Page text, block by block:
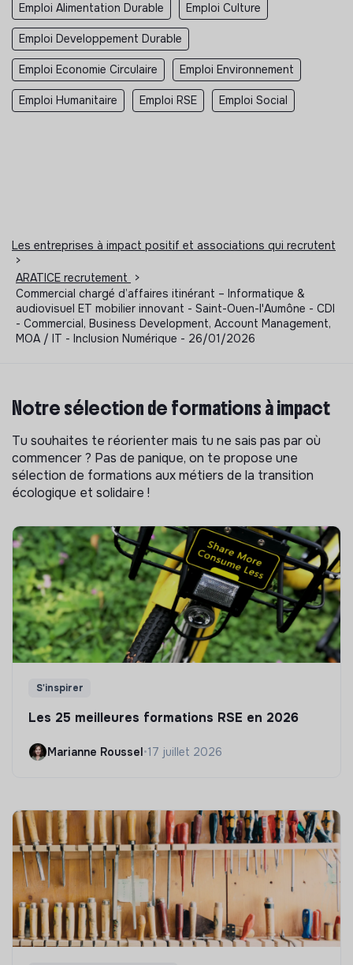
Emploi Alimentation Durable Emploi Culture
Emploi Developpement Durable
Emploi Economie Circulaire Emploi Environnement
Emploi Humanitaire Emploi RSE Emploi Social
Les entreprises à impact positif et associations qui recrutent
>
ARATICE recrutement
>
Commercial chargé d’affaires itinérant – Informatique &
audiovisuel ET mobilier innovant - Saint-Ouen-l'Aumône - CDI
- Commercial, Business Development, Account Management,
MOA / IT - Inclusion Numérique - 26/01/2026
Notre sélection de formations à impact
Tu souhaites te réorienter mais tu ne sais pas par où
commencer ? Pas de panique, on te propose une
sélection de formations aux métiers de la transition
écologique et solidaire !
S'inspirer
Les 25 meilleures formations RSE en 2026
Marianne Roussel•17 juillet 2026